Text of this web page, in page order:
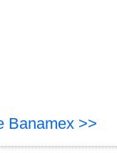
Banamex >>